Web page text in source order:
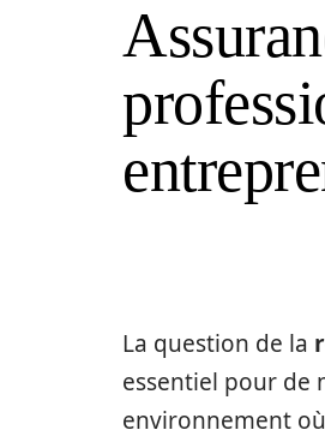
La question de la
essentiel pour de
environnement